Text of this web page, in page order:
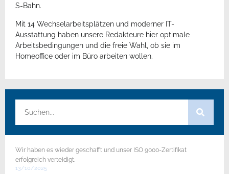
S-Bahn.
Mit 14 Wechselarbeitsplätzen und moderner IT-
Ausstattung haben unsere Redakteure hier optimale
Arbeitsbedingungen und die freie Wahl, ob sie im
Homeoffice oder im Büro arbeiten wollen.
Wir haben es wieder geschafft und unser ISO 9000-Zertifikat
erfolgreich verteidigt.
13/10/2025